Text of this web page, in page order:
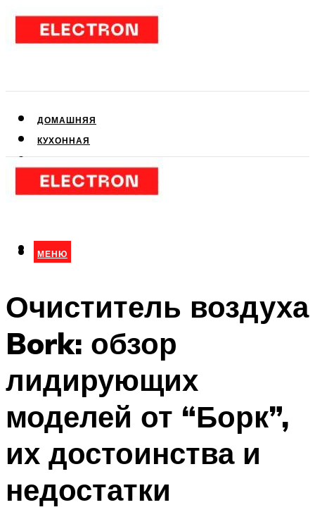
ДОМАШНЯЯ
КУХОННАЯ
КЛИМАТИЧЕСКАЯ
МЕНЮ
МЕНЮ
Очиститель воздуха
Bork: обзор
лидирующих
моделей от “Борк”,
их достоинства и
недостатки